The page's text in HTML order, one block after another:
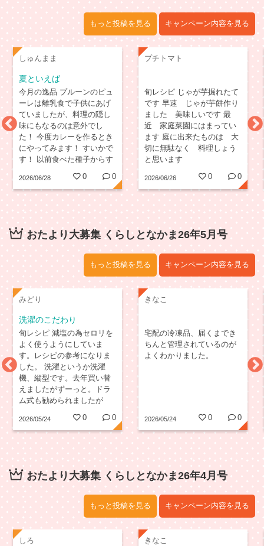
もっと投稿を見る キャンペーン内容を見る
しゅんまま
夏といえば
今月の逸品 プルーンのピュ
ーレは離乳食で子供にあげ
ていましたが、料理の隠し
味にもなるのは意外でし
た！ 今度カレーを作るとき
にやってみます！ すいかで
す！ 以前食べた種子からす
れるのが楽しみです！
2026/06/28 0 0
プチトマト
旬レシピ じゃが芋掘れたて
です 早速 じゃが芋餅作り
ました 美味しいです 最
近 家庭菜園にはまってい
ます 庭に出来たものは 大
切に無駄なく 料理しょう
と思います
2026/06/26 0 0
おたより大募集 くらしとなかま26年5月号
もっと投稿を見る キャンペーン内容を見る
みどり
洗濯のこだわり
旬レシピ 減塩の為セロリを
よく使うようにしていま
す。レシピの参考になりま
した。 洗濯というか洗濯
機、縦型です。去年買い替
えましたがずーっと。ドラ
ム式も勧められましたが
2026/05/24 0 0
きなこ
宅配の冷凍品、届くまでき
ちんと管理されているのが
よくわかりました。
2026/05/24 0 0
おたより大募集 くらしとなかま26年4月号
もっと投稿を見る キャンペーン内容を見る
しろ きなこ